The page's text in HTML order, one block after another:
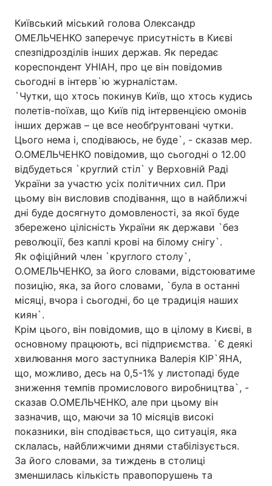
Київський міський голова Олександр
ОМЕЛЬЧЕНКО заперечує присутність в Києві
спезпідрозділів інших держав. Як передає
кореспондент УНІАН, про це він повідомив
сьогодні в інтерв`ю журналістам.
`Чутки, що хтось покинув Київ, що хтось кудись
полетів-поїхав, що Київ під інтервенцією омонів
інших держав – це все необґрунтовані чутки.
Цього нема і, сподіваюсь, не буде`, - сказав мер.
О.ОМЕЛЬЧЕНКО повідомив, що сьогодні о 12.00
відбудеться `круглий стіл` у Верховній Раді
України за участю усіх політичних сил. При
цьому він висловив сподівання, що в найближчі
дні буде досягнуто домовленості, за якої буде
збережено цілісність України як держави `без
революції, без каплі крові на білому снігу`.
Як офіційний член `круглого столу`,
О.ОМЕЛЬЧЕНКО, за його словами, відстоюватиме
позицію, яка, за його словами, `була в останні
місяці, вчора і сьогодні, бо це традиція наших
киян`.
Крім цього, він повідомив, що в цілому в Києві, в
основному працюють, всі підприємства. `Є деякі
хвилювання мого заступника Валерія КІР`ЯНА,
що, можливо, десь на 0,5-1% у листопаді буде
зниження темпів промислового виробництва`, -
сказав О.ОМЕЛЬЧЕНКО, але при цьому він
зазначив, що, маючи за 10 місяців високі
показники, він сподівається, що ситуація, яка
склалась, найближчими днями стабілізується.
За його словами, за тиждень в столиці
зменшилась кількість правопорушень та